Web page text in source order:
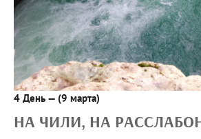
4 День — (9 марта)
НА ЧИЛИ, НА